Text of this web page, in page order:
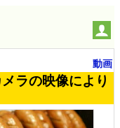
動画
ラの映像により